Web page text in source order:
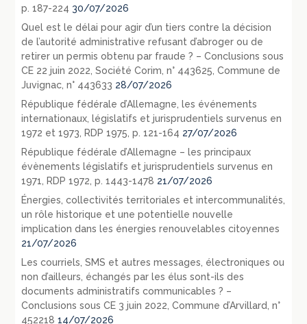
p. 187-224 30/07/2026
Quel est le délai pour agir d’un tiers contre la décision
de l’autorité administrative refusant d’abroger ou de
retirer un permis obtenu par fraude ? – Conclusions sous
CE 22 juin 2022, Société Corim, n° 443625, Commune de
Juvignac, n° 443633 28/07/2026
République fédérale d’Allemagne, les événements
internationaux, législatifs et jurisprudentiels survenus en
1972 et 1973, RDP 1975, p. 121-164 27/07/2026
République fédérale d’Allemagne – les principaux
évènements législatifs et jurisprudentiels survenus en
1971, RDP 1972, p. 1443-1478 21/07/2026
Énergies, collectivités territoriales et intercommunalités,
un rôle historique et une potentielle nouvelle
implication dans les énergies renouvelables citoyennes
21/07/2026
Les courriels, SMS et autres messages, électroniques ou
non d’ailleurs, échangés par les élus sont-ils des
documents administratifs communicables ? –
Conclusions sous CE 3 juin 2022, Commune d’Arvillard, n°
452218 14/07/2026